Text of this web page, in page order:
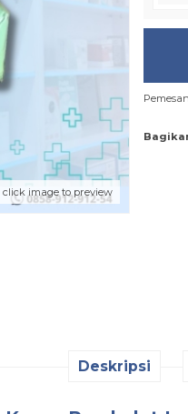
click image to preview
Deskripsi